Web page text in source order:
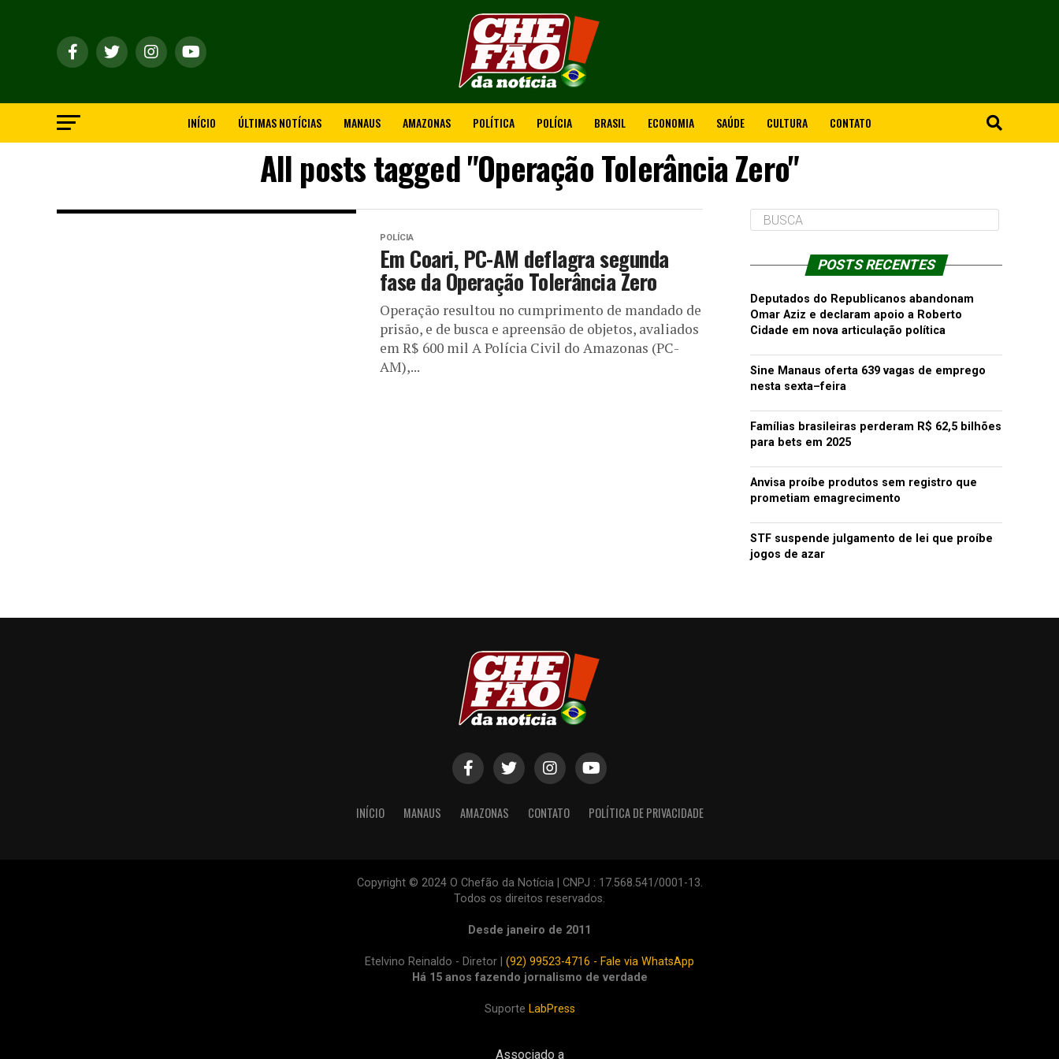
INÍCIO ÚLTIMAS NOTÍCIAS MANAUS AMAZONAS POLÍTICA POLÍCIA BRASIL ECONOMIA SAÚDE CULTURA CONTATO
All posts tagged "Operação Tolerância Zero"
POLÍCIA
Em Coari, PC-AM deflagra segunda
fase da Operação Tolerância Zero
Operação resultou no cumprimento de mandado de
prisão, e de busca e apreensão de objetos, avaliados
em R$ 600 mil A Polícia Civil do Amazonas (PC-
AM),...
POSTS RECENTES
Deputados do Republicanos abandonam
Omar Aziz e declaram apoio a Roberto
Cidade em nova articulação política
Sine Manaus oferta 639 vagas de emprego
nesta sexta–feira
Famílias brasileiras perderam R$ 62,5 bilhões
para bets em 2025
Anvisa proíbe produtos sem registro que
prometiam emagrecimento
STF suspende julgamento de lei que proíbe
jogos de azar
INÍCIO MANAUS AMAZONAS CONTATO POLÍTICA DE PRIVACIDADE
Copyright © 2024 O Chefão da Notícia | CNPJ : 17.568.541/0001-13.
Todos os direitos reservados.
Desde janeiro de 2011
Etelvino Reinaldo - Diretor | (92) 99523-4716 - Fale via WhatsApp
Há 15 anos fazendo jornalismo de verdade
Suporte LabPress
Associado a